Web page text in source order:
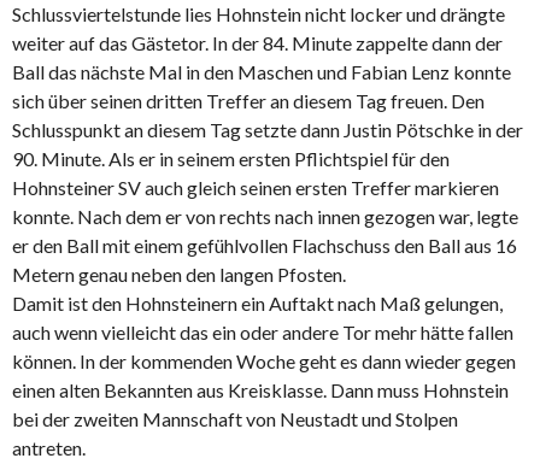
Schlussviertelstunde lies Hohnstein nicht locker und drängte
weiter auf das Gästetor. In der 84. Minute zappelte dann der
Ball das nächste Mal in den Maschen und Fabian Lenz konnte
sich über seinen dritten Treffer an diesem Tag freuen. Den
Schlusspunkt an diesem Tag setzte dann Justin Pötschke in der
90. Minute. Als er in seinem ersten Pflichtspiel für den
Hohnsteiner SV auch gleich seinen ersten Treffer markieren
konnte. Nach dem er von rechts nach innen gezogen war, legte
er den Ball mit einem gefühlvollen Flachschuss den Ball aus 16
Metern genau neben den langen Pfosten.
Damit ist den Hohnsteinern ein Auftakt nach Maß gelungen,
auch wenn vielleicht das ein oder andere Tor mehr hätte fallen
können. In der kommenden Woche geht es dann wieder gegen
einen alten Bekannten aus Kreisklasse. Dann muss Hohnstein
bei der zweiten Mannschaft von Neustadt und Stolpen
antreten.